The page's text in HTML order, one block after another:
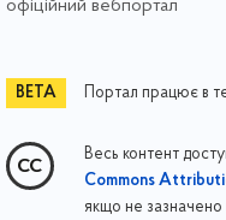
офіційний вебпортал
Портал працює в
Весь контент
Commons
якщо не зазначено